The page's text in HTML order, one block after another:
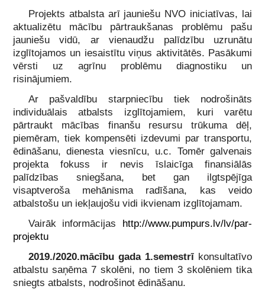
Projekts atbalsta arī jauniešu NVO iniciatīvas, lai
aktualizētu mācību pārtraukšanas problēmu pašu
jauniešu vidū, ar vienaudžu palīdzību uzrunātu
izglītojamos un iesaistītu viņus aktivitātēs. Pasākumi
vērsti uz agrīnu problēmu diagnostiku un
risinājumiem.
Ar pašvaldību starpniecību tiek nodrošināts
individuālais atbalsts izglītojamiem, kuri varētu
pārtraukt mācības finanšu resursu trūkuma dēļ,
piemēram, tiek kompensēti izdevumi par transportu,
ēdināšanu, dienesta viesnīcu, u.c. Tomēr galvenais
projekta fokuss ir nevis īslaicīga finansiālās
palīdzības sniegšana, bet gan ilgtspējīga
visaptveroša mehānisma radīšana, kas veido
atbalstošu un iekļaujošu vidi ikvienam izglītojamam.
Vairāk informācijas http://www.pumpurs.lv/lv/par-
projektu
2019./2020.mācību gada 1.semestrī konsultatīvo
atbalstu saņēma 7 skolēni, no tiem 3 skolēniem tika
sniegts atbalsts, nodrošinot ēdināšanu.